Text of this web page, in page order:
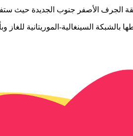
الأصفر جنوب الجديدة حيث ستفتتح رسميا
السينغالية-الموريتانية للغاز